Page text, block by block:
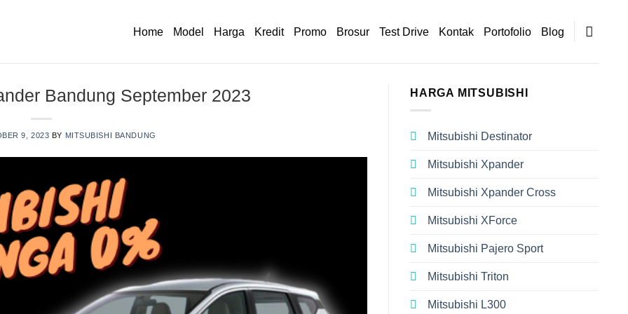
Home Model Harga Kredit Promo Brosur Test Drive Kontak Portofolio Blog
Bandung September 2023
9, 2023 BY MITSUBISHI BANDUNG
HARGA MITSUBISHI
Mitsubishi Destinator
Mitsubishi Xpander
Mitsubishi Xpander Cross
Mitsubishi XForce
Mitsubishi Pajero Sport
Mitsubishi Triton
Mitsubishi L300